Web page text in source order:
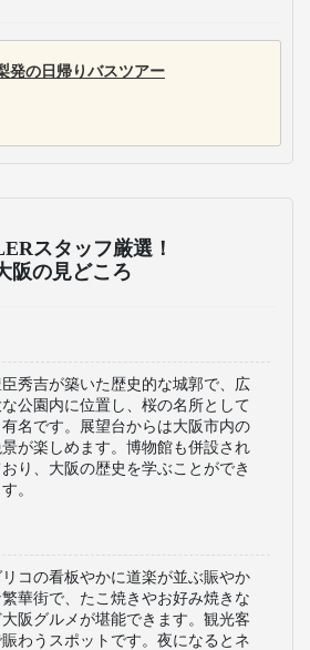
発の日帰りバスツアー
スタッフ厳選！
阪の見どころ
臣秀吉が築いた歴史的な城郭で、広
な公園内に位置し、桜の名所として
有名です。展望台からは大阪市内の
が楽しめます。博物館も併設され
おり、大阪の歴史を学ぶことができ
。
リコの看板やかに道楽が並ぶ賑やか
繁華街で、たこ焼きやお好み焼きな
大阪グルメが堪能できます。観光客
賑わうスポットです。夜になるとネ